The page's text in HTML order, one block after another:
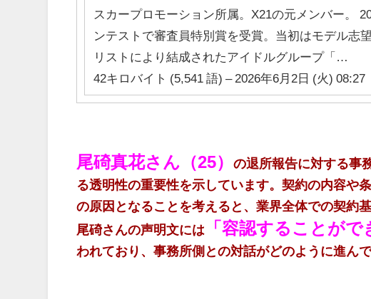
スカープロモーション所属。X21の元メンバー。
ンテストで審査員特別賞を受賞。当初はモデル志
リストにより結成されたアイドルグループ「…
42キロバイト (5,541 語) – 2026年6月2日 (火) 08:27
尾碕真花さん（25）の退所報告に対する事
る透明性の重要性を示しています。契約の内容や
の原因となることを考えると、業界全体での契約
尾碕さんの声明文には
「容認することがで
われており、事務所側との対話がどのように進ん